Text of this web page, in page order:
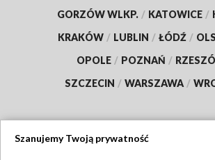
GORZÓW WLKP. / KATOWICE /
KRAKÓW / LUBLIN / ŁÓDŹ /
OPOLE / POZNAŃ /
SZCZECIN / WARSZAWA /
Szanujemy Twoją prywatność